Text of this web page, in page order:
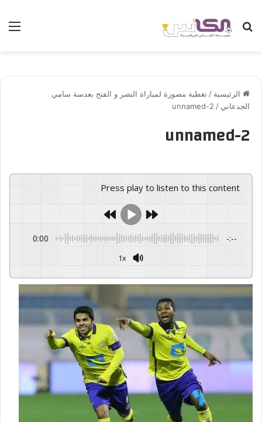
بحث عن
الرئيسية / تغطية مصورة لمباراة النصر و الفتح بعدسة سامي
الجدعاني /
unnamed-2
unnamed-2
Press play to listen to this content
0:00 -:--
1x